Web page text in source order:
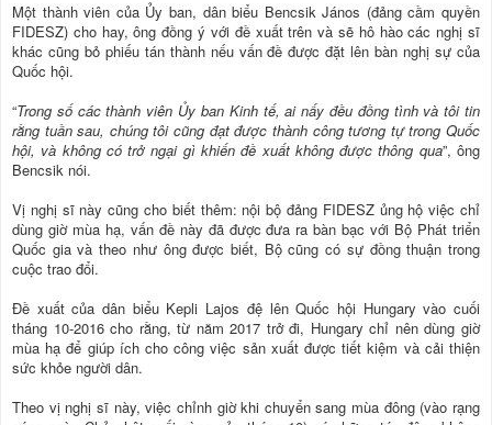
Một thành viên của Ủy ban, dân biểu Bencsik János (đảng cầm quyền
FIDESZ) cho hay, ông đồng ý với đề xuất trên và sẽ hô hào các nghị sĩ
khác cũng bỏ phiếu tán thành nếu vấn đề được đặt lên bàn nghị sự của
Quốc hội.
“Trong số các thành viên Ủy ban Kinh tế, ai nấy đều đồng tình và tôi tin
rằng tuần sau, chúng tôi cũng đạt được thành công tương tự trong Quốc
hội, và không có trở ngại gì khiến đề xuất không được thông qua”, ông
Bencsik nói.
Vị nghị sĩ này cũng cho biết thêm: nội bộ đảng FIDESZ ủng hộ việc chỉ
dùng giờ mùa hạ, vấn đề này đã được đưa ra bàn bạc với Bộ Phát triển
Quốc gia và theo như ông được biết, Bộ cũng có sự đồng thuận trong
cuộc trao đổi.
Đề xuất của dân biểu Kepli Lajos đệ lên Quốc hội Hungary vào cuối
tháng 10-2016 cho rằng, từ năm 2017 trở đi, Hungary chỉ nên dùng giờ
mùa hạ để giúp ích cho công việc sản xuất được tiết kiệm và cải thiện
sức khỏe người dân.
Theo vị nghị sĩ này, việc chỉnh giờ khi chuyển sang mùa đông (vào rạng